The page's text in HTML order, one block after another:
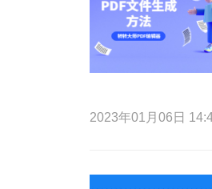
2023年01月06日